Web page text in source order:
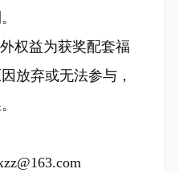
权益为获奖配套福
放弃或无法参与，